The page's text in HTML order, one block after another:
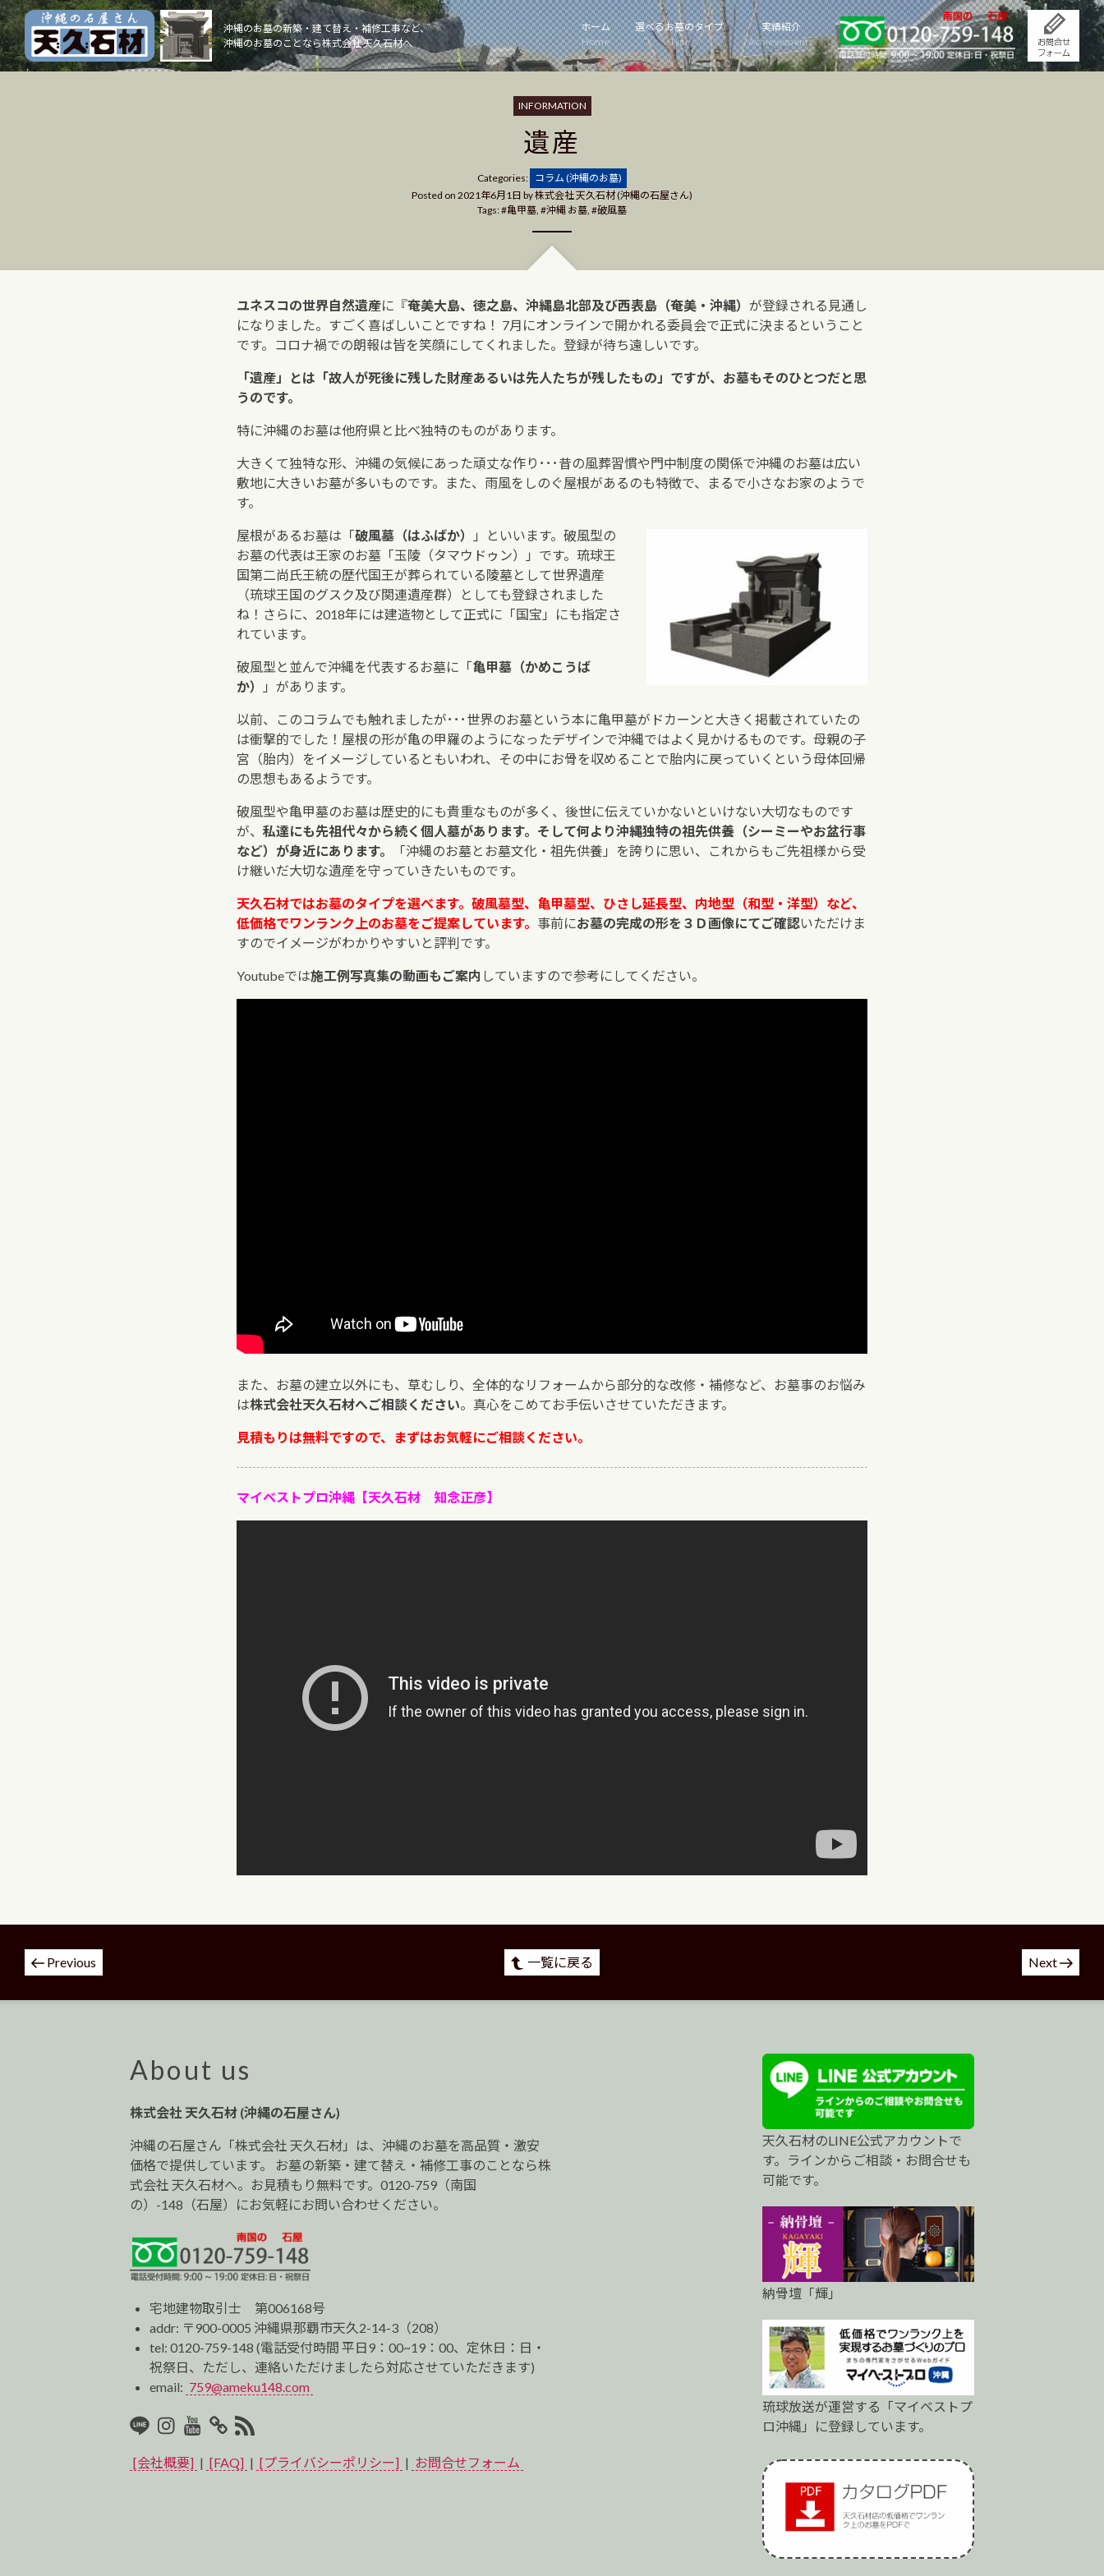
Skip
to
content
沖縄のお墓の新築・建て替え・補修工事など、
沖縄のお墓のことなら株式会社 天久石材へ
ホーム
Home
選べるお墓のタイプ
Type
実績紹介
Achievements
INFORMATION
遺産
Categories: Categories
コラム (沖縄のお墓)
Posted on 2021年6月1日 by株式会社 天久石材 (沖縄の石屋さん)
Tags: 亀甲墓, 沖縄 お墓, 破風墓
ユネスコの世界自然遺産に『奄美大島、徳之島、沖縄島北部及び西表島（奄美・沖縄） が登録される見通し
になりました。すごく喜ばしいことですね！ 7月にオンラインで開かれる委員会で正式に決まるということ
です。コロナ禍での朗報は皆を笑顔にしてくれました。登録が待ち遠しいです。
「遺産」とは「故人が死後に残した財産あるいは先人たちが残したもの」ですが、お墓もそのひとつだと思
うのです。
特に沖縄のお墓は他府県と比べ独特のものがあります。
大きくて独特な形、沖縄の気候にあった頑丈な作り･･･昔の風葬習慣や門中制度の関係で沖縄のお墓は広い
敷地に大きいお墓が多いものです。また、雨風をしのぐ屋根があるのも特徴で、まるで小さなお家のようで
す。
屋根があるお墓は「破風墓（はふばか）
」といいます。破風型の
お墓の代表は王家のお墓「玉陵（タマウドゥン）」です。琉球王
国第二尚氏王統の歴代国王が葬られている陵墓として世界遺産
（琉球王国のグスク及び関連遺産群）としても登録されました
ね！さらに、2018年には建造物として正式に「国宝」にも指定さ
れています。
破風型と並んで沖縄を代表するお墓に「亀甲墓（かめこうば
か）
」があります。
以前、このコラムでも触れましたが･･･世界のお墓という本に亀甲墓がドカーンと大きく掲載されていたの
は衝撃的でした！屋根の形が亀の甲羅のようになったデザインで沖縄ではよく見かけるものです。母親の子
宮（胎内）をイメージしているともいわれ、その中にお骨を収めることで胎内に戻っていくという母体回帰
の思想もあるようです。
破風型や亀甲墓のお墓は歴史的にも貴重なものが多く、後世に伝えていかないといけない大切なものです
が、 私達にも先祖代々から続く個人墓があります。そして何より沖縄独特の祖先供養（シーミーやお盆行事
など）が身近にあります。
「沖縄のお墓とお墓文化・祖先供養」を誇りに思い、これからもご先祖様から受
け継いだ大切な遺産を守っていきたいものです。
天久石材ではお墓のタイプを選べます。破風墓型、亀甲墓型、ひさし延長型、内地型（和型・洋型）など、
低価格でワンランク上のお墓をご提案しています。 事前にお墓の完成の形を３Ｄ画像にてご確認いただけま
すのでイメージがわかりやすいと評判です。
Youtubeでは施工例写真集の動画もご案内 していますので参考にしてください。
また、お墓の建立以外にも、草むしり、全体的なリフォームから部分的な改修・補修など、お墓事のお悩み
は株式会社天久石材へご相談ください。真心をこめてお手伝いさせていただきます。
見積もりは無料ですので、まずはお気軽にご相談ください。
マイベストプロ沖縄【天久石材 知念正彦】
投
稿
ナ
Previous 一覧に戻る Next
About us
株式会社 天久石材 (沖縄の石屋さん)
沖縄の石屋さん「株式会社 天久石材」は、沖縄のお墓を高品質・激安
価格で提供しています。 お墓の新築・建て替え・補修工事のことなら株
式会社 天久石材へ。お見積もり無料です。0120-759（南国
の）-148（石屋）にお気軽にお問い合わせください。
宅地建物取引士 第006168号
addr: 〒900-0005 沖縄県那覇市天久2-14-3（208）
tel:0120-759-148 (電話受付時間 平日9：00~19：00、定休日：日・
祝祭日、ただし、連絡いただけましたら対応させていただきます)
email: 759@ameku148.com
LINEInstagram
Youtube
マ
イ
RSS2
[会社概要] | [FAQ] | [プライバシーポリシー] | お問合せフォーム
天久石材のLINE公式アカウントで
す。ラインからご相談・お問合せも
可能です。
納骨壇「輝」
琉球放送が運営する「マイベストプ
ロ沖縄」に登録しています。